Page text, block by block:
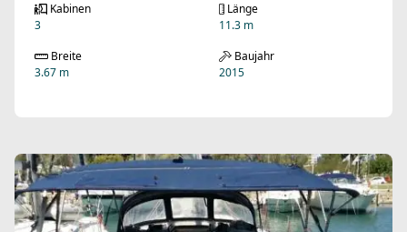
Kabinen
3
Länge
11.3 m
Breite
3.67 m
Baujahr
2015